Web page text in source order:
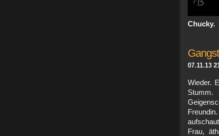
Chucky.
07.11.13
Wieder.
Frau,